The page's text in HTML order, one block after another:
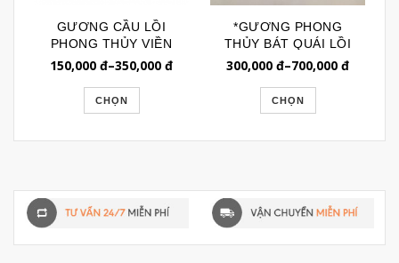
GƯƠNG CẦU LỒI
PHONG THỦY VIỀN
NHỰA ĐỎ 040
150,000 đ–350,000 đ
CHỌN
*GƯƠNG PHONG
THỦY BÁT QUÁI LỒI
CHẤT LIỆU ĐỒNG
300,000 đ–700,000 đ
CHỌN